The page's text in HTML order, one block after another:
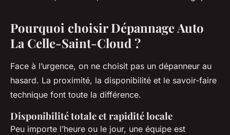
Pourquoi choisir Dépannage Auto
La Celle-Saint-Cloud ?
Face à l’urgence, on ne choisit pas un dépanneur au
hasard. La proximité, la disponibilité et le savoir-faire
technique font toute la différence.
Disponibilité totale et rapidité locale
Peu importe l’heure ou le jour, une équipe est